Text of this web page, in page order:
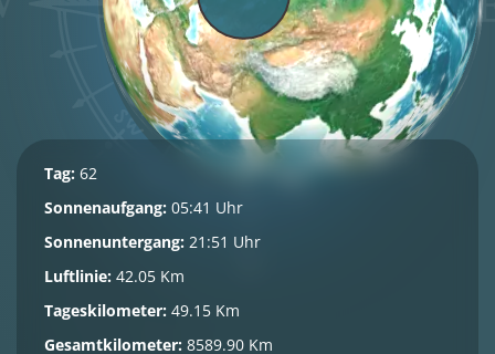
Tag: 62
Sonnenaufgang: 05:41 Uhr
Sonnenuntergang: 21:51 Uhr
Luftlinie: 42.05 Km
Tageskilometer: 49.15 Km
Gesamtkilometer: 8589.90 Km